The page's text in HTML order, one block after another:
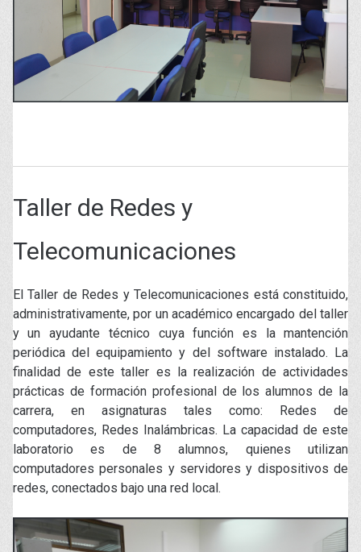
Taller de Redes y
Telecomunicaciones
El Taller de Redes y Telecomunicaciones está constituido,
administrativamente, por un académico encargado del taller
y un ayudante técnico cuya función es la mantención
periódica del equipamiento y del software instalado. La
finalidad de este taller es la realización de actividades
prácticas de formación profesional de los alumnos de la
carrera, en asignaturas tales como: Redes de
computadores, Redes Inalámbricas. La capacidad de este
laboratorio es de 8 alumnos, quienes utilizan
computadores personales y servidores y dispositivos de
redes, conectados bajo una red local.